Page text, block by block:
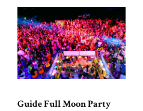
Guide Full Moon Party